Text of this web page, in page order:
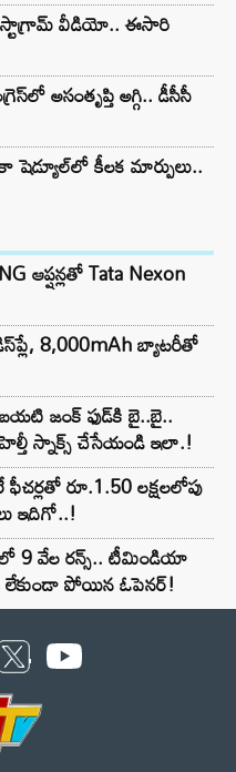
వీడియో.. ఈసారి
అసంతృప్తి అగ్గి.. డీసీసీ
షెడ్యూల్‌లో కీలక మార్పులు..
ఆప్షన్లతో Tata Nexon
8,000mAh బ్యాటరీతో
జంక్ ఫుడ్‌కి బై..బై..
స్నాక్స్ చేసేయండి ఇలా.!
రూ.1.50 లక్షలలోపు
ఇదిగో..!
9 వేల రన్స్.. టీమిండియా
లేకుండా పోయిన ఓపెనర్!